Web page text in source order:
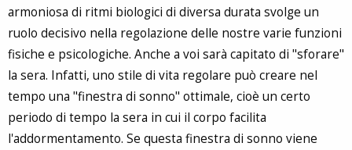
armoniosa di ritmi biologici di diversa durata svolge un
ruolo decisivo nella regolazione delle nostre varie funzioni
fisiche e psicologiche. Anche a voi sarà capitato di "sforare"
la sera. Infatti, uno stile di vita regolare può creare nel
tempo una "finestra di sonno" ottimale, cioè un certo
periodo di tempo la sera in cui il corpo facilita
l'addormentamento. Se questa finestra di sonno viene